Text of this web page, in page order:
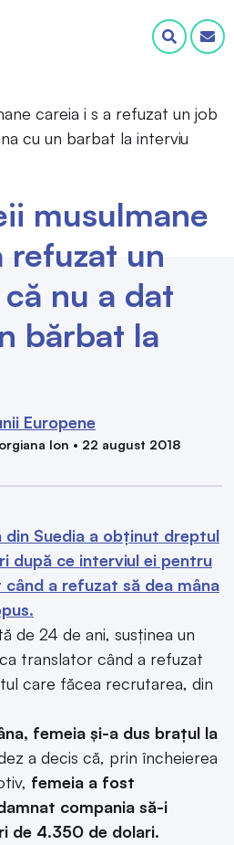
musulmane
refuzat un
nu a dat
bărbat la
Europene
Ion • 22 august 2018
din Suedia a obținut dreptul
după ce interviul ei pentru
a refuzat să dea mâna
de 24 de ani, susținea un
translator când a refuzat
care făcea recrutarea, din
femeia și-a dus brațul la
a decis că, prin încheierea
femeia a fost
compania să-i
de 4.350 de dolari.